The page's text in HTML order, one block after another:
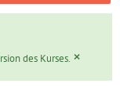
des Kurses. ×